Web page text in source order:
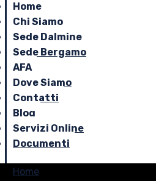
Home
Chi Siamo
Sede Dalmine
Sede Bergamo
AFA
Dove Siamo
Contatti
Blog
Servizi Online
Documenti
Home